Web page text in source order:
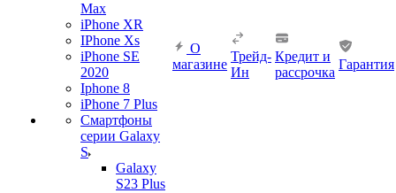
Max
iPhone XR
IPhone Xs
iPhone SE
2020
Iphone 8
iPhone 7 Plus
Смартфоны
серии Galaxy
S
Galaxy
S23 Plus
О
магазине
Трейд-
Ин
Кредит и
рассрочка
Гарантия